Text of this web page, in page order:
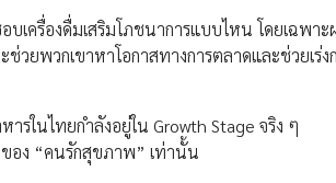
เครื่องดื่มเสริมโภชนาการแบบไหน โดยเฉพา
ยพวกเขาหาโอกาสทางการตลาดและช่วยเร่
ในไทยกำลังอยู่ใน Growth Stage จริง ๆ
อง “คนรักสุขภาพ” เท่านั้น